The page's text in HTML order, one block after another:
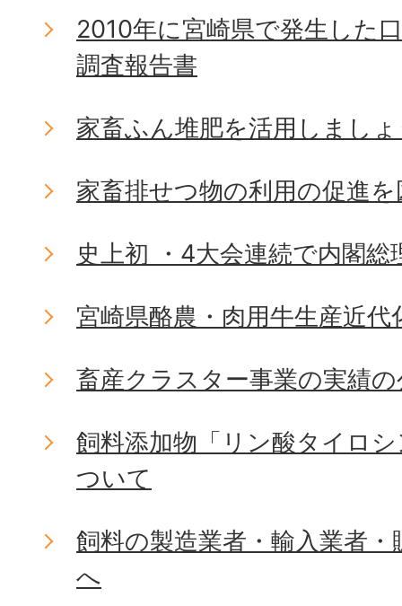
2010年に宮崎県で発生した
調査報告書
家畜ふん堆肥を活用しまし
家畜排せつ物の利用の促進
史上初 ・4大会連続で内閣総
宮崎県酪農・肉用牛生産近
畜産クラスター事業の実績
飼料添加物「リン酸タイロ
ついて
飼料の製造業者・輸入業者
へ